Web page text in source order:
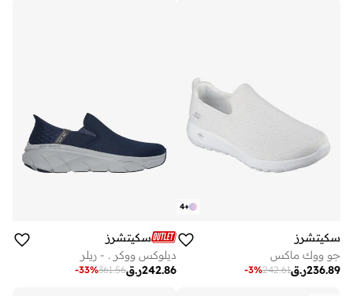
+
4
سكيتشرز
جو ووك ماكس
ر.ق236.89
242.61
-3%
سكيتشرز
ديلوكس ووكر . - ريلر
ر.ق242.86
361.56
-33%